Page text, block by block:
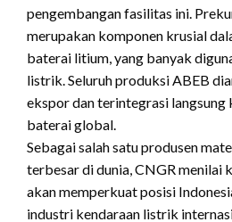
pengembangan fasilitas ini.
merupakan komponen krusial
baterai litium, yang banyak
listrik. Seluruh produksi ABEB
ekspor dan terintegrasi langsung
baterai global.
Sebagai salah satu produsen
terbesar di dunia, CNGR menilai
akan memperkuat posisi
industri kendaraan listrik